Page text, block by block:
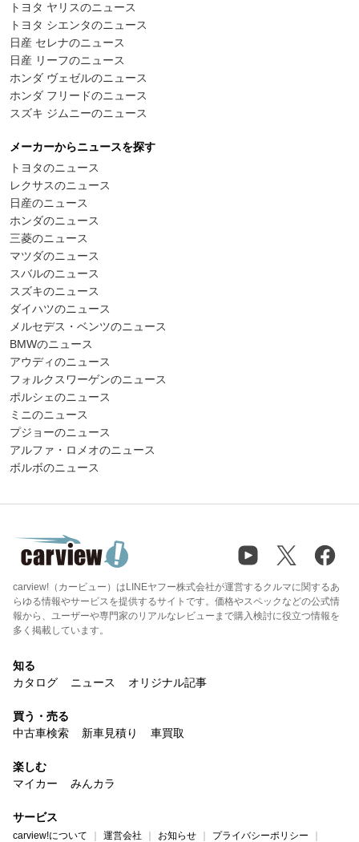
トヨタ ヤリスのニュース
トヨタ シエンタのニュース
日産 セレナのニュース
日産 リーフのニュース
ホンダ ヴェゼルのニュース
ホンダ フリードのニュース
スズキ ジムニーのニュース
メーカーからニュースを探す
トヨタのニュース
レクサスのニュース
日産のニュース
ホンダのニュース
三菱のニュース
マツダのニュース
スバルのニュース
スズキのニュース
ダイハツのニュース
メルセデス・ベンツのニュース
BMWのニュース
アウディのニュース
フォルクスワーゲンのニュース
ポルシェのニュース
ミニのニュース
プジョーのニュース
アルファ・ロメオのニュース
ボルボのニュース
carview!（カービュー）はLINEヤフー株式会社が運営するクルマに関するあ
らゆる情報やサービスを提供するサイトです。価格やスペックなどの公式情
報から、ユーザーや専門家のリアルなレビューまで購入検討に役立つ情報を
多く掲載しています。
知る
カタログ
ニュース オリジナル記事
買う・売る
中古車検索
新車見積り 車買取
楽しむ
マイカー
みんカラ
サービス
carview!について 運営会社 お知らせ プライバシーポリシー